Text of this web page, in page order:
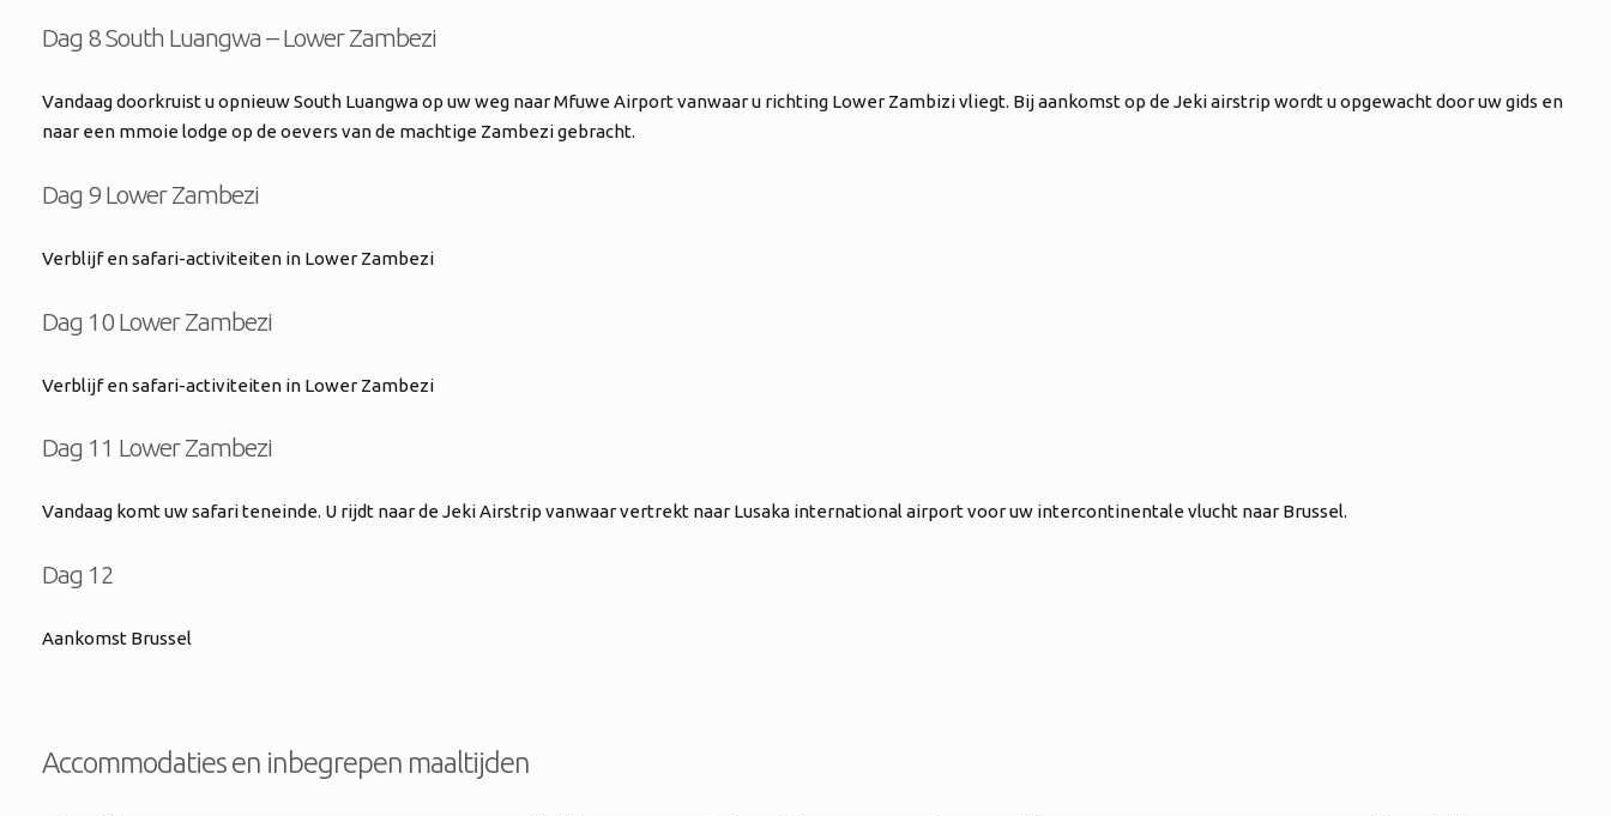
Dag 8 South Luangwa – Lower Zambezi
Vandaag doorkruist u opnieuw South Luangwa op uw weg naar Mfuwe Airport vanwaar u richting Lower Zambizi vliegt. Bij aankomst op de Jeki airstrip wordt u opgewacht door uw gids en
naar een mmoie lodge op de oevers van de machtige Zambezi gebracht.
Dag 9 Lower Zambezi
Verblijf en safari-activiteiten in Lower Zambezi
Dag 10 Lower Zambezi
Verblijf en safari-activiteiten in Lower Zambezi
Dag 11 Lower Zambezi
Vandaag komt uw safari teneinde. U rijdt naar de Jeki Airstrip vanwaar vertrekt naar Lusaka international airport voor uw intercontinentale vlucht naar Brussel.
Dag 12
Aankomst Brussel
Accommodaties en inbegrepen maaltijden